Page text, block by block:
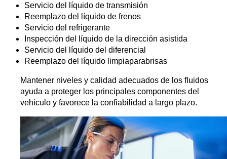
Servicio del líquido de transmisión
Reemplazo del líquido de frenos
Servicio del refrigerante
Inspección del líquido de la dirección asistida
Servicio del líquido del diferencial
Reemplazo del líquido limpiaparabrisas
Mantener niveles y calidad adecuados de los fluidos
ayuda a proteger los principales componentes del
vehículo y favorece la confiabilidad a largo plazo.